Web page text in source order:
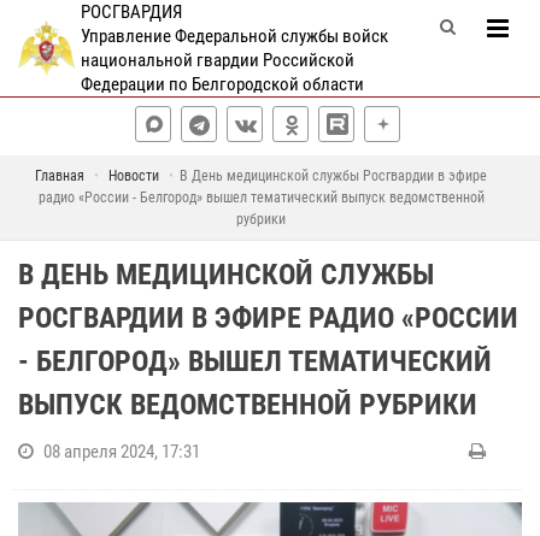
РОСГВАРДИЯ
Управление Федеральной службы войск
национальной гвардии Российской
Федерации по Белгородской области
Главная Новости
В День медицинской службы Росгвардии в эфире
радио «России - Белгород» вышел тематический выпуск ведомственной
рубрики
В ДЕНЬ МЕДИЦИНСКОЙ СЛУЖБЫ
РОСГВАРДИИ В ЭФИРЕ РАДИО «РОССИИ
- БЕЛГОРОД» ВЫШЕЛ ТЕМАТИЧЕСКИЙ
ВЫПУСК ВЕДОМСТВЕННОЙ РУБРИКИ
08 апреля 2024, 17:31